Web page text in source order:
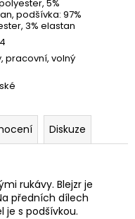
5%
podšívka: 97%
3% elastan
pracovní, volný
Diskuze
rukávy. Blejzr je
předních dílech
je s podšívkou.